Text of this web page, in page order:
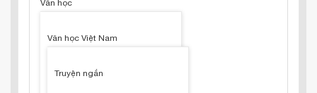
Văn học
Văn học Việt Nam
Truyện ngắn